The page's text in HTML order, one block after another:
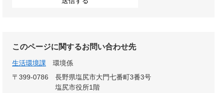
このページに関するお問い合わせ先
生活環境課
環境係
〒399-0786
長野県塩尻市大門七番町3番3号
塩尻市役所1階